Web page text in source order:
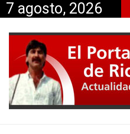
7 agosto, 2026